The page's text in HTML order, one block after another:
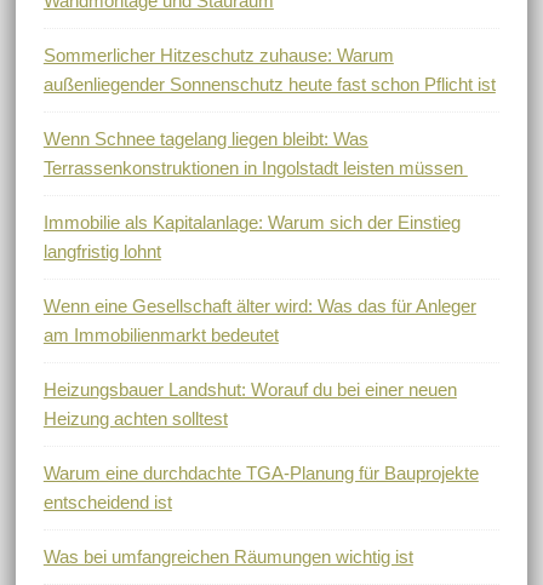
Sommerlicher Hitzeschutz zuhause: Warum
außenliegender Sonnenschutz heute fast schon Pflicht ist
Wenn Schnee tagelang liegen bleibt: Was
Terrassenkonstruktionen in Ingolstadt leisten müssen
Immobilie als Kapitalanlage: Warum sich der Einstieg
langfristig lohnt
Wenn eine Gesellschaft älter wird: Was das für Anleger
am Immobilienmarkt bedeutet
Heizungsbauer Landshut: Worauf du bei einer neuen
Heizung achten solltest
Warum eine durchdachte TGA-Planung für Bauprojekte
entscheidend ist
Was bei umfangreichen Räumungen wichtig ist